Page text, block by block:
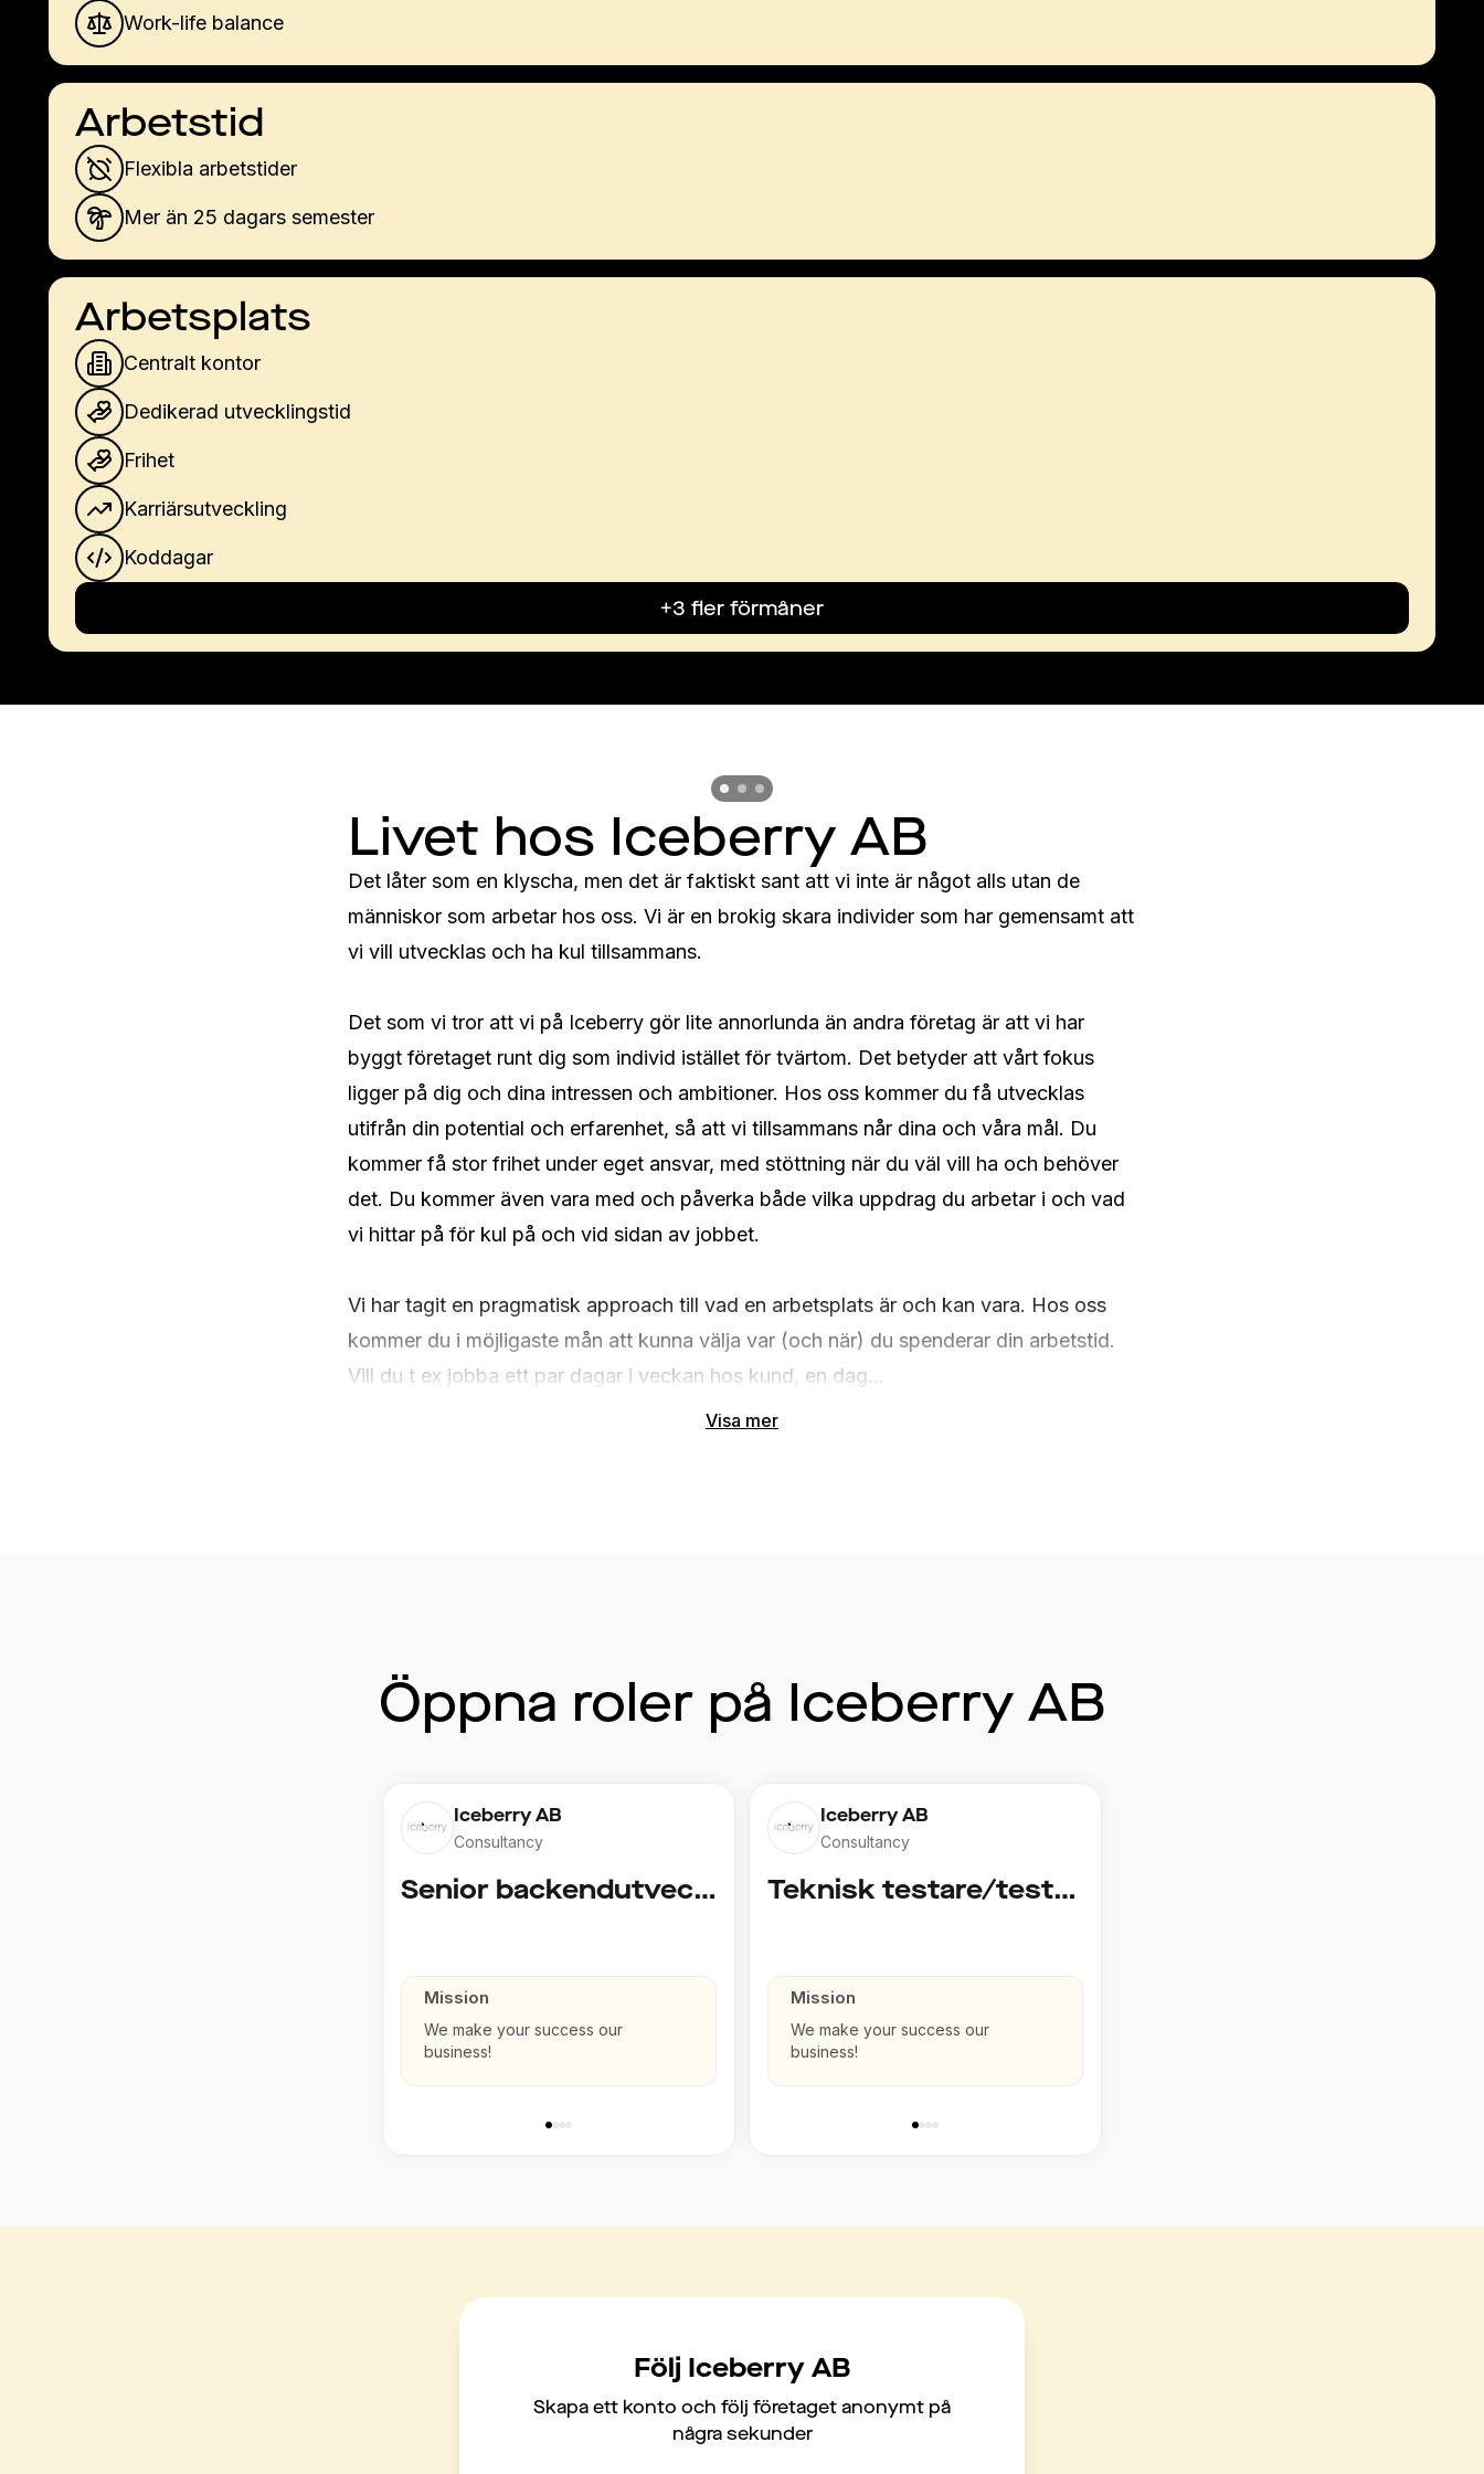
Work-life balance
Arbetstid
Flexibla arbetstider
Mer än 25 dagars semester
Arbetsplats
Centralt kontor
Dedikerad utvecklingstid
Frihet
Karriärsutveckling
Koddagar
+3 fler förmåner
Previous slide
Previous slide
Previous slide
Livet hos Iceberry AB
Det låter som en klyscha, men det är faktiskt sant att vi inte är något alls utan de
människor som arbetar hos oss. Vi är en brokig skara individer som har gemensamt att
vi vill utvecklas och ha kul tillsammans.
Det som vi tror att vi på Iceberry gör lite annorlunda än andra företag är att vi har
byggt företaget runt dig som individ istället för tvärtom. Det betyder att vårt fokus
ligger på dig och dina intressen och ambitioner. Hos oss kommer du få utvecklas
utifrån din potential och erfarenhet, så att vi tillsammans når dina och våra mål. Du
kommer få stor frihet under eget ansvar, med stöttning när du väl vill ha och behöver
det. Du kommer även vara med och påverka både vilka uppdrag du arbetar i och vad
vi hittar på för kul på och vid sidan av jobbet.
Vi har tagit en pragmatisk approach till vad en arbetsplats är och kan vara. Hos oss
kommer du i möjligaste mån att kunna välja var (och när) du spenderar din arbetstid.
Vill du t ex jobba ett par dagar i veckan hos kund, en dag...
Visa mer
Öppna roler på Iceberry AB
Iceberry AB
Consultancy
Senior backendutvecklare, kanske har du erfarenhet av utveckling mot molntjänster?
Mission
We make your success our
business!
Iceberry AB
Consultancy
Teknisk testare/testautomatiserare hemma i DevOps
Mission
We make your success our
business!
Följ Iceberry AB
Skapa ett konto och följ företaget anonymt på
några sekunder